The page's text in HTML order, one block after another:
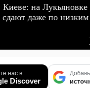
на
даже по
нас в
Discover